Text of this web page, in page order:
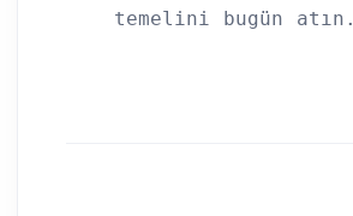
temelini bugün atın.